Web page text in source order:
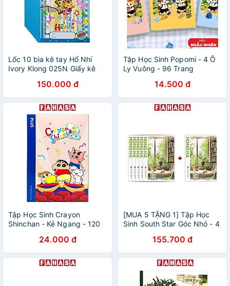
Lốc 10 bìa kê tay Hổ Nhí
Ivory Klong 025N Giấy kê
Klong MS025150.000 đ
Tập Học Sinh Popomi - 4 Ô
Ly Vuông - 96 Trang
Giao Ngẫu Nhiên)
14.500 đ
Tập Học Sinh Crayon
Shinchan - Kẻ Ngang - 120
V073 - Màu Hồng
24.000 đ
[MUA 5 TẶNG 1] Tập Học
Sinh South Star Góc Nhỏ - 4
Hồng Hà 0767 - Mẫu 4
155.700 đ